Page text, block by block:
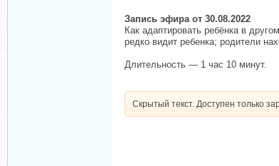
Запись эфира от 30.08.2022
Как адаптировать ребёнка в
редко видит ребенка; родители
Длительность — 1 час 10 минут.
Скрытый текст. Доступен только